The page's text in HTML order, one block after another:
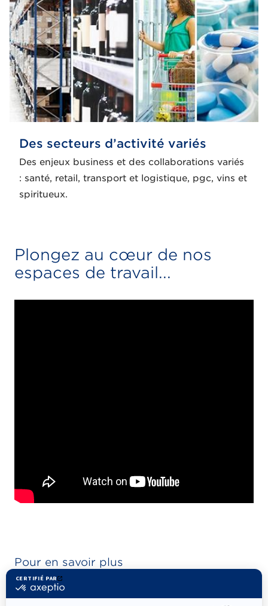
Des secteurs d’activité variés
Des enjeux business et des collaborations variés
: santé, retail, transport et logistique, pgc, vins et
spiritueux.
Plongez au cœur de nos
espaces de travail...
Pour en savoir plus